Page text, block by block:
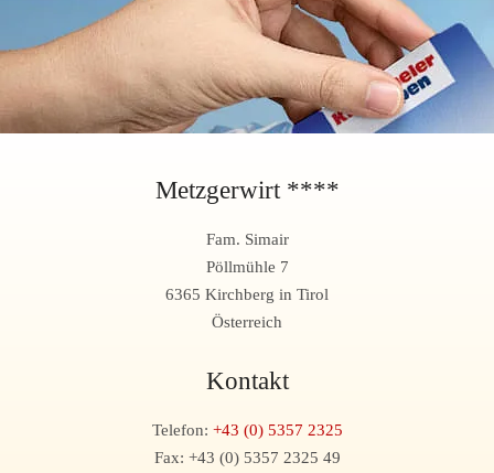
Metzgerwirt ****
Fam. Simair
Pöllmühle 7
6365 Kirchberg in Tirol
Österreich
Kontakt
Telefon: +43 (0) 5357 2325
Fax: +43 (0) 5357 2325 49